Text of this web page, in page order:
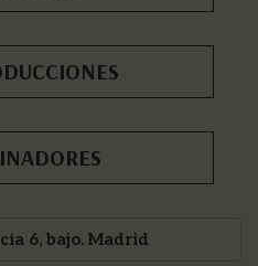
6, bajo. Madrid